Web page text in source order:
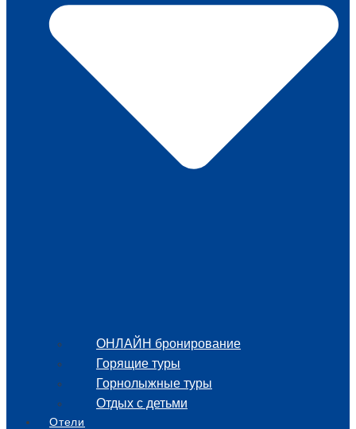
ОНЛАЙН бронирование
Горящие туры
Горнолыжные туры
Отдых с детьми
Отели